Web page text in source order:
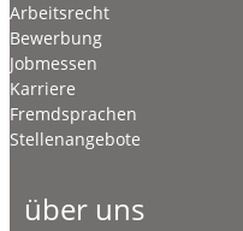
Arbeitsrecht
Bewerbung
Jobmessen
Karriere
Fremdsprachen
Stellenangebote
über uns